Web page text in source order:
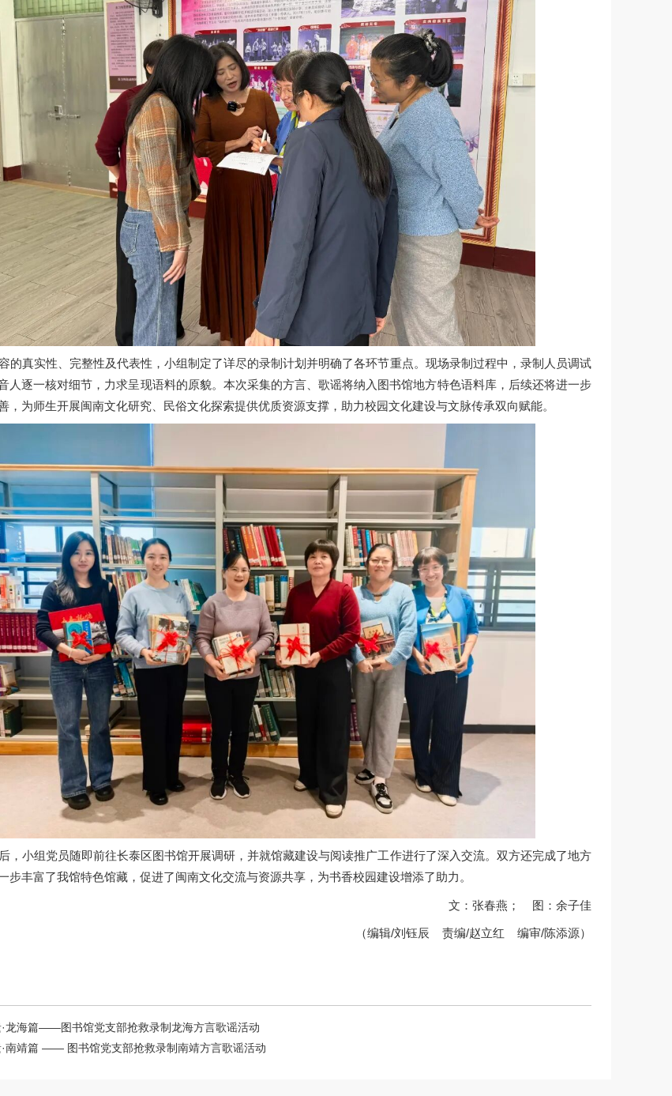
的真实性、完整性及代表性，小组制定了详尽的录制计划并明确了各环节重点。现场录制过程中，录制人员调试
人逐一核对细节，力求呈现语料的原貌。本次采集的方言、歌谣将纳入图书馆地方特色语料库，后续还将进一步
，为师生开展闽南文化研究、民俗文化探索提供优质资源支撑，助力校园文化建设与文脉传承双向赋能。
，小组党员随即前往长泰区图书馆开展调研，并就馆藏建设与阅读推广工作进行了深入交流。双方还完成了地方
步丰富了我馆特色馆藏，促进了闽南文化交流与资源共享，为书香校园建设增添了助力。
文：张春燕； 图：余子佳
（编辑/刘钰辰 责编/赵立红 编审/陈添源）
龙海篇——图书馆党支部抢救录制龙海方言歌谣活动
南靖篇 —— 图书馆党支部抢救录制南靖方言歌谣活动